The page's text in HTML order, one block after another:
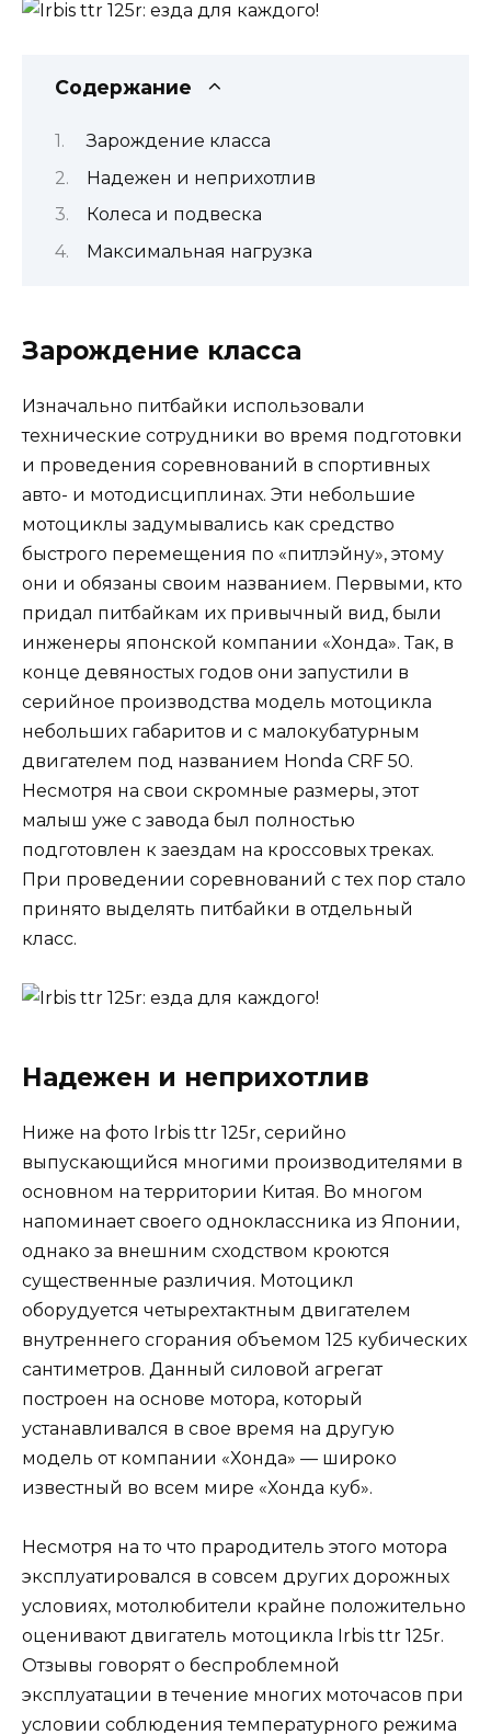
Содержание
Зарождение класса
Надежен и неприхотлив
Колеса и подвеска
Максимальная нагрузка
Зарождение класса
Изначально питбайки использовали
технические сотрудники во время подготовки
и проведения соревнований в спортивных
авто- и мотодисциплинах. Эти небольшие
мотоциклы задумывались как средство
быстрого перемещения по «питлэйну», этому
они и обязаны своим названием. Первыми, кто
придал питбайкам их привычный вид, были
инженеры японской компании «Хонда». Так, в
конце девяностых годов они запустили в
серийное производства модель мотоцикла
небольших габаритов и с малокубатурным
двигателем под названием Honda CRF 50.
Несмотря на свои скромные размеры, этот
малыш уже с завода был полностью
подготовлен к заездам на кроссовых треках.
При проведении соревнований с тех пор стало
принято выделять питбайки в отдельный
класс.
Надежен и неприхотлив
Ниже на фото Irbis ttr 125r, серийно
выпускающийся многими производителями в
основном на территории Китая. Во многом
напоминает своего одноклассника из Японии,
однако за внешним сходством кроются
существенные различия. Мотоцикл
оборудуется четырехтактным двигателем
внутреннего сгорания объемом 125 кубических
сантиметров. Данный силовой агрегат
построен на основе мотора, который
устанавливался в свое время на другую
модель от компании «Хонда» — широко
известный во всем мире «Хонда куб».
Несмотря на то что прародитель этого мотора
эксплуатировался в совсем других дорожных
условиях, мотолюбители крайне положительно
оценивают двигатель мотоцикла Irbis ttr 125r.
Отзывы говорят о беспроблемной
эксплуатации в течение многих моточасов при
условии соблюдения температурного режима